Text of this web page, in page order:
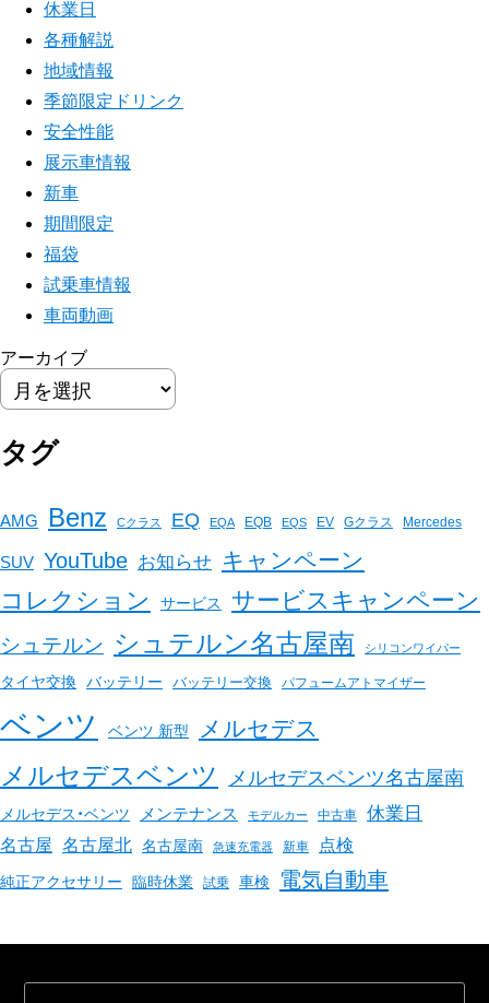
休業日
各種解説
地域情報
季節限定ドリンク
安全性能
展示車情報
新車
期間限定
福袋
試乗車情報
車両動画
アーカイブ
タグ
AMG Benz Cクラス EQ EQA EQB EQS EV Gクラス Mercedes
SUV YouTube お知らせ キャンペーン
コレクション サービス サービスキャンペーン
シュテルン シュテルン名古屋南 シリコンワイパー
タイヤ交換 バッテリー バッテリー交換 パフュームアトマイザー
ベンツ ベンツ 新型 メルセデス
メルセデスベンツ メルセデスベンツ名古屋南
メルセデス・ベンツ メンテナンス モデルカー 中古車 休業日
名古屋 名古屋北 名古屋南 急速充電器 新車 点検
純正アクセサリー 臨時休業 試乗 車検 電気自動車